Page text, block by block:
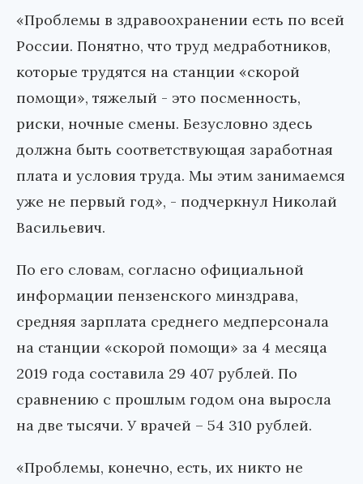
«Проблемы в здравоохранении есть по всей
России. Понятно, что труд медработников,
которые трудятся на станции «скорой
помощи», тяжелый - это посменность,
риски, ночные смены. Безусловно здесь
должна быть соответствующая заработная
плата и условия труда. Мы этим занимаемся
уже не первый год», - подчеркнул Николай
Васильевич.
По его словам, согласно официальной
информации пензенского минздрава,
средняя зарплата среднего медперсонала
на станции «скорой помощи» за 4 месяца
2019 года составила 29 407 рублей. По
сравнению с прошлым годом она выросла
на две тысячи. У врачей – 54 310 рублей.
«Проблемы, конечно, есть, их никто не